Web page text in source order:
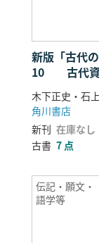
新版「古代の
10 古代資
方法
木下正史・石
角川書店
新刊 在庫なし
古書 7 点
伝記・願文・
語学等